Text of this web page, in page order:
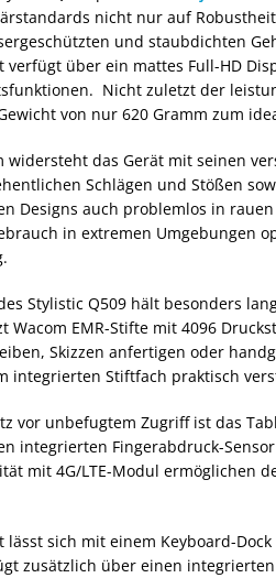
nicht nur auf
und staubdichten
verfügt über ein mattes Full-HD
Nicht zuletzt der
von nur 620 Gramm zum
widersteht das Gerät mit seinen
Schlägen und Stößen
Designs auch problemlos in
in extremen Umgebungen
Stylistic Q509 hält besonders
Wacom EMR-Stifte mit 4096
Skizzen anfertigen oder
integrierten Stiftfach praktisch
vor unbefugtem Zugriff ist das
integrierten Fingerabdruck-
mit 4G/LTE-Modul ermöglichen
lässt sich mit einem Keyboard-
zusätzlich über einen